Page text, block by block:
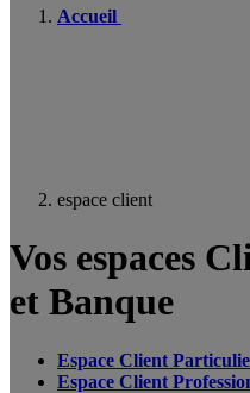
Accueil
espace client
Vos espaces
et Banque
Espace Client
Espace Client